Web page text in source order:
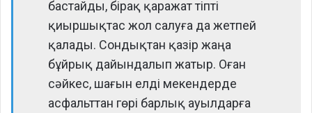
бастайды, бірақ қаражат тіпті
қиыршықтас жол салуға да жетпей
қалады. Сондықтан қазір жаңа
бұйрық дайындалып жатыр. Оған
сәйкес, шағын елді мекендерде
асфальттан гөрі барлық ауылдарға